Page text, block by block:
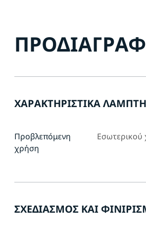
ΧΑΡΑΚΤΗΡΙΣΤΙΚΆ
Προβλεπόμενη
χρήση
ΣΧΕΔΙΑΣΜΌΣ ΚΑΙ